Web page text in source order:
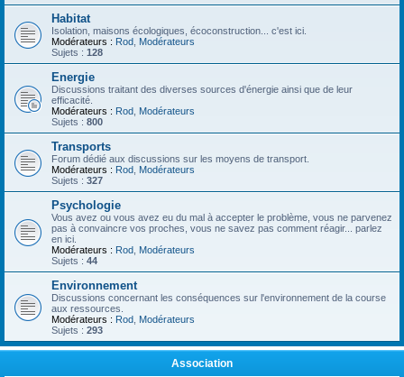
Habitat
Isolation, maisons écologiques, écoconstruction... c'est ici.
Modérateurs : Rod Modérateurs
Sujets : 128
Energie
Discussions traitant des diverses sources d'énergie ainsi que de leur
efficacité.
Modérateurs : Rod Modérateurs
Sujets : 800
Transports
Forum dédié aux discussions sur les moyens de transport.
Modérateurs : Rod Modérateurs
Sujets : 327
Psychologie
Vous avez ou vous avez eu du mal à accepter le problème, vous ne parvenez
pas à convaincre vos proches, vous ne savez pas comment réagir... parlez
en ici.
Modérateurs : Rod Modérateurs
Sujets : 44
Environnement
Discussions concernant les conséquences sur l'environnement de la course
aux ressources.
Modérateurs : Rod Modérateurs
Sujets : 293
Association